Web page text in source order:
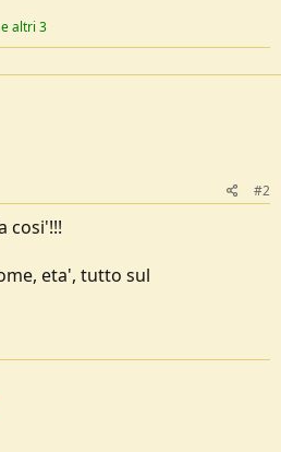
e altri 3
#2
cosi'!!!
eta', tutto sul